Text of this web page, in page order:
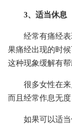
3、适当休息
经常有痛经
果痛经出现的时
这种现象缓解有帮
很多女性在
而且经常作息无
如果可以适